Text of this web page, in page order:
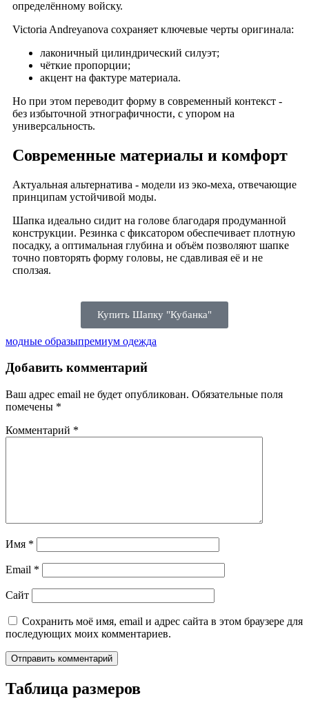
определённому войску.
Victoria Andreyanova сохраняет ключевые черты оригинала:
лаконичный цилиндрический силуэт;
чёткие пропорции;
акцент на фактуре материала.
Но при этом переводит форму в современный контекст -
без избыточной этнографичности, с упором на
универсальность.
Современные материалы и комфорт
Актуальная альтернатива - модели из эко-меха, отвечающие
принципам устойчивой моды.
Шапка идеально сидит на голове благодаря продуманной
конструкции. Резинка с фиксатором обеспечивает плотную
посадку, а оптимальная глубина и объём позволяют шапке
точно повторять форму головы, не сдавливая её и не
сползая.
Купить Шапку "Кубанка"
модные образыпремиум одежда
Добавить комментарий
Ваш адрес email не будет опубликован. Обязательные поля
помечены *
Комментарий *
Имя *
Email *
Сайт
Сохранить моё имя, email и адрес сайта в этом браузере для
последующих моих комментариев.
Таблица размеров